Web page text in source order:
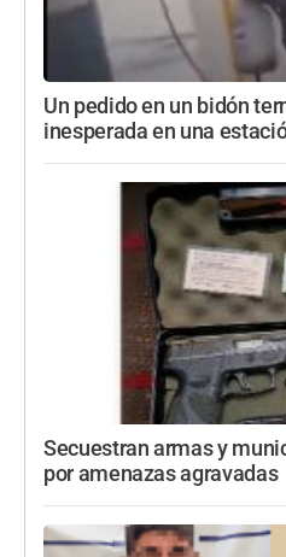
Un pedido en un bidón
inesperada en una
Secuestran armas y
por amenazas agravadas